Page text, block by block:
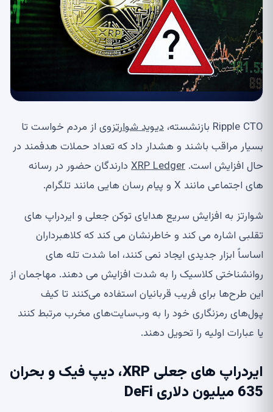
Ripple CTO بازنشسته، دیوید شوارتزوی از مردم خواست تا
بسیار مراقب باشند و هشدار داد که تعداد حملات هدفمند در
حال افزایش است. XRP Ledger دارندگان حضور در رسانه
های اجتماعی مانند X و پیام رسان هایی مانند تلگرام.
شوارتز به افزایش سریع هدایای توکن جعلی و ایردراپ های
تقلبی اشاره می کند و خاطرنشان می کند که کلاهبرداران
اساساً ابزار جدیدی ایجاد نمی کنند، اما شدت تله های
روانشناختی کلاسیک را به شدت افزایش می دهند. مهاجمان از
این طرح‌ها برای فریب قربانیان استفاده می‌کنند تا کیف
پول‌های رمزنگاری خود را به وب‌سایت‌های مخرب مرتبط کنند
یا عبارات اولیه را تحویل دهند.
ایردراپ های جعلی XRP، دیپ فیک و بحران
635 میلیون دلاری DeFi